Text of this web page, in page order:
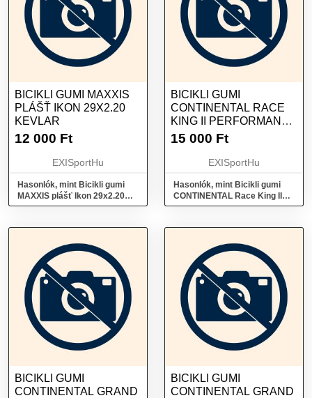
BICIKLI GUMI MAXXIS
PLÁŠŤ IKON 29X2.20
KEVLAR
12 000 Ft
EXISportHu
Hasonlók, mint Bicikli gumi
MAXXIS plášť Ikon 29x2.20
kevlar
BICIKLI GUMI
CONTINENTAL RACE
KING II PERFORMANCE
KEVLAR 29X2,2
15 000 Ft
EXISportHu
Hasonlók, mint Bicikli gumi
CONTINENTAL Race King II
Performance kevlar 29x2,2
BICIKLI GUMI
CONTINENTAL GRAND
BICIKLI GUMI
CONTINENTAL GRAND